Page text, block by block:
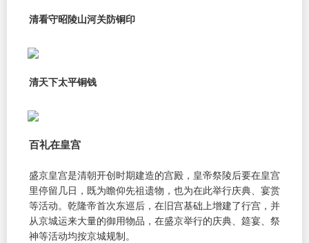
清看守昭陵山河关防铜印
清天下太平铜钱
百礼在皇宫
盛京皇宫是清朝开创时期建造的宫殿，皇帝祭陵后要在皇宫
里停留几日，既为瞻仰先祖遗物，也为在此举行庆典、宴赏
等活动。乾隆帝首次东巡后，在旧宫基础上增建了行宫，并
从京城运来大量的御用物品，在盛京举行的庆典、筵宴、祭
神等活动均按京城规制。